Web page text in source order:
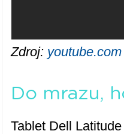
Zdroj: youtube.com
Do mrazu,
Tablet Dell